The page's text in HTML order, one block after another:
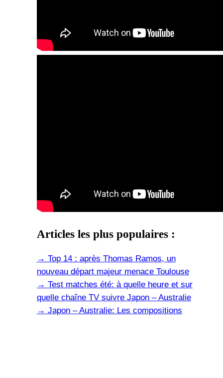
Articles les plus populaires :
→ Top 14 : après Thomas Ramos, un
nouveau départ majeur menace Toulouse
→ Test matches été: à quelle heure et sur
quelle chaîne TV suivre Japon – Australie
→ Japon – Australie: Les compositions